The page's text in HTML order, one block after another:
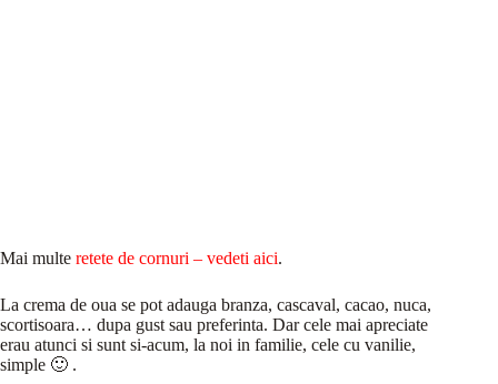
Mai multe retete de cornuri – vedeti aici.
La crema de oua se pot adauga branza, cascaval, cacao, nuca,
scortisoara… dupa gust sau preferinta. Dar cele mai apreciate
erau atunci si sunt si-acum, la noi in familie, cele cu vanilie,
simple 🙂 .